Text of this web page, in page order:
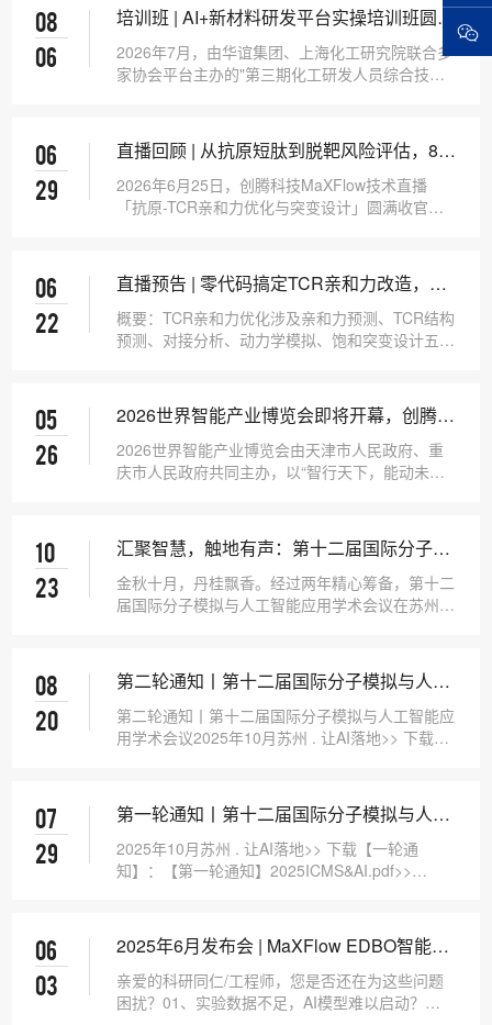
08
06
培训班 | AI+新材料研发平台实操培训班圆满
举办，创腾科技与上海化工研究院共探材料
研发智能化落地路径
2026年7月，由华谊集团、上海化工研究院联合多
家协会平台主办的"第三期化工研发人员综合技能
06
29
直播回顾 | 从抗原短肽到脱靶风险评估，8步
全流程跑通TCR亲和力改造
2026年6月25日，创腾科技MaXFlow技术直播
「抗原-TCR亲和力优化与突变设计」圆满收官。
06
22
直播预告 | 零代码搞定TCR亲和力改造，
MaXFlow AI+分子模拟如何重塑免疫治疗研
发效率
概要：TCR亲和力优化涉及亲和力预测、TCR结构
预测、对接分析、动力学模拟、饱和突变设计五大
05
26
2026世界智能产业博览会即将开幕，创腾科
技诚邀您共赴盛会！
2026世界智能产业博览会由天津市人民政府、重
庆市人民政府共同主办，以“智行天下，能动未来”
10
23
汇聚智慧，触地有声：第十二届国际分子模
拟与人工智能应用学术会议在苏成功举办，
引领AI赋能产业创新新纪元
金秋十月，丹桂飘香。经过两年精心筹备，第十二
届国际分子模拟与人工智能应用学术会议在苏州圆
08
20
第二轮通知丨第十二届国际分子模拟与人工
智能应用学术会议（12th-ICMS&AI）
第二轮通知丨第十二届国际分子模拟与人工智能应
用学术会议2025年10月苏州 . 让AI落地>> 下载
07
29
第一轮通知丨第十二届国际分子模拟与人工
智能应用学术会议
2025年10月苏州 . 让AI落地>> 下载【一轮通
知】：【第一轮通知】2025ICMS&AI.pdf>>…
06
03
2025年6月发布会 | MaXFlow EDBO智能实
验设计发布会邀您破局科研效率天花板！
亲爱的科研同仁/工程师，您是否还在为这些问题
困扰？01、实验数据不足，AI模型难以启动？